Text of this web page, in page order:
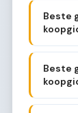
Beste
Beste